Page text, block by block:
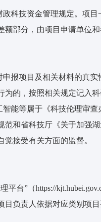
科技资金管理规定。项目
部分，由项目申请单位
报项目及相关材料的真实
的，按照相关规定记入科
能等属于《科技伦理审查
和省科技厅《关于加强
接受有关方面的监督。
台”（https://
负责人依据对应类别项